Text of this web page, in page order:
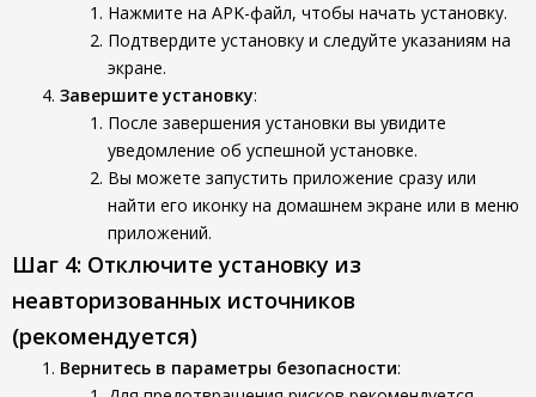
Нажмите на APK-файл, чтобы начать установку.
Подтвердите установку и следуйте указаниям на
экране.
Завершите установку:
После завершения установки вы увидите
уведомление об успешной установке.
Вы можете запустить приложение сразу или
найти его иконку на домашнем экране или в меню
приложений.
Шаг 4: Отключите установку из
неавторизованных источников
(рекомендуется)
Вернитесь в параметры безопасности: